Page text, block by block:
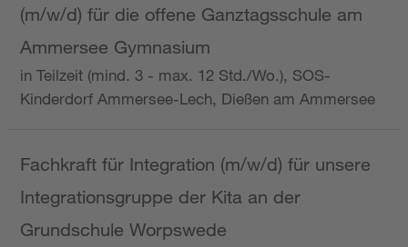
(m/w/d) für die offene Ganztagsschule am
Ammersee Gymnasium
in Teilzeit (mind. 3 - max. 12 Std./Wo.), SOS-
Kinderdorf Ammersee-Lech, Dießen am Ammersee
Fachkraft für Integration (m/w/d) für unsere
Integrationsgruppe der Kita an der
Grundschule Worpswede